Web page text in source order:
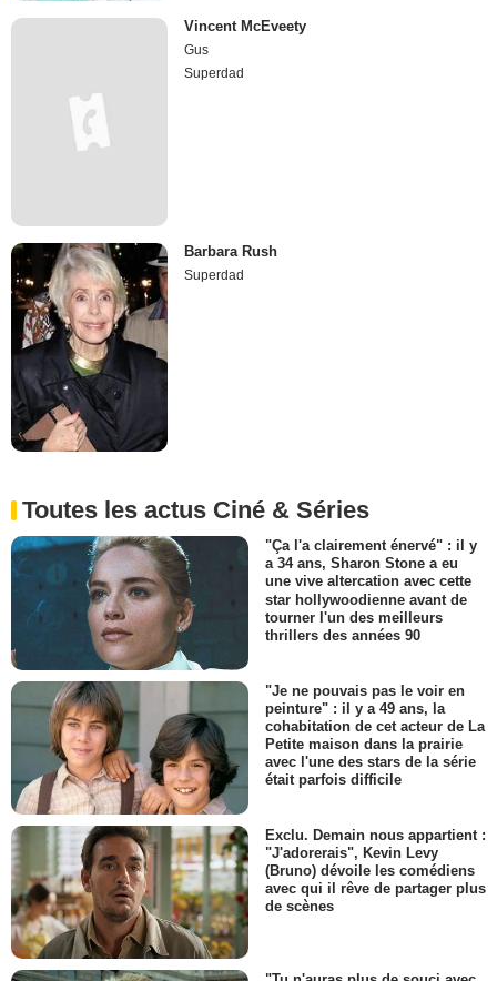
Vincent McEveety
Gus
Superdad
Barbara Rush
Superdad
Toutes les actus Ciné & Séries
"Ça l'a clairement énervé" : il y
a 34 ans, Sharon Stone a eu
une vive altercation avec cette
star hollywoodienne avant de
tourner l'un des meilleurs
thrillers des années 90
"Je ne pouvais pas le voir en
peinture" : il y a 49 ans, la
cohabitation de cet acteur de La
Petite maison dans la prairie
avec l'une des stars de la série
était parfois difficile
Exclu. Demain nous appartient :
"J'adorerais", Kevin Levy
(Bruno) dévoile les comédiens
avec qui il rêve de partager plus
de scènes